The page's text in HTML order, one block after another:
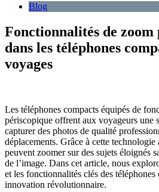
Blog
Fonctionnalités de zoom
dans les téléphones
voyages
Les téléphones compacts équipés de
périscopique offrent aux voyageurs une
capturer des photos de qualité
déplacements. Grâce à cette technologie
peuvent zoomer sur des sujets éloignés
de l’image. Dans cet article, nous
et les fonctionnalités clés des téléphones
innovation révolutionnaire.